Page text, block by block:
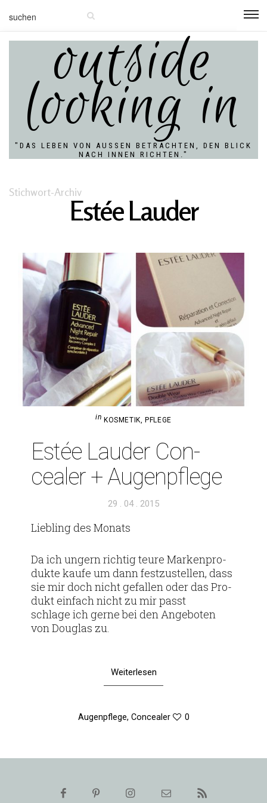
outside
looking in
"DAS LEBEN VON AUSSEN BETRACHTEN, DEN BLICK N
ACH INNEN RICHTEN."
Stichwort-Archiv
Estée Lauder
in KOSMETIK, PFLEGE
Estée Lauder Con­
cealer + Augenpflege
Veröffentlicht
29 . 04 . 2015
Lieb­ling des Monats
Da ich ungern richtig teure Mar­ken­pro­
dukte kaufe um dann fest­zu­stellen, dass
sie mir doch nicht gefallen oder das Pro­
dukt ein­fach nicht zu mir passt
schlage ich gerne bei den Ange­boten
von Dou­glas zu.
Weiterlesen
Augenpflege, Concealer 0